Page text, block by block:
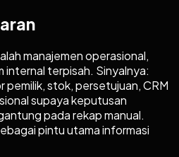
manajemen operasional,
internal terpisah. Sinyalnya:
pemilik, stok, persetujuan, CRM
supaya keputusan
pada rekap manual.
pintu utama informasi